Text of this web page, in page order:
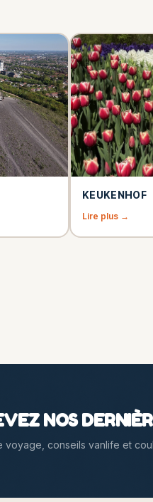
KEUKENHOF
Lire plus →
NOS
voyage, conseils vanlife et